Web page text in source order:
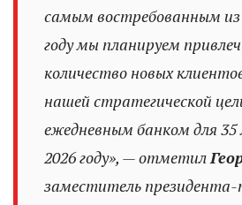
самым востребованным
году мы планируем
количество новых
нашей стратегической
ежедневным банком для 35
2026 году», — отметил
заместитель президента-